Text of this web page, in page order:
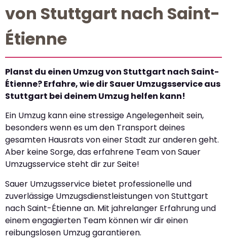
von Stuttgart nach Saint-
Étienne
Planst du einen Umzug von Stuttgart nach Saint-
Étienne? Erfahre, wie dir Sauer Umzugsservice aus
Stuttgart bei deinem Umzug helfen kann!
Ein Umzug kann eine stressige Angelegenheit sein,
besonders wenn es um den Transport deines
gesamten Hausrats von einer Stadt zur anderen geht.
Aber keine Sorge, das erfahrene Team von Sauer
Umzugsservice steht dir zur Seite!
Sauer Umzugsservice bietet professionelle und
zuverlässige Umzugsdienstleistungen von Stuttgart
nach Saint-Étienne an. Mit jahrelanger Erfahrung und
einem engagierten Team können wir dir einen
reibungslosen Umzug garantieren.